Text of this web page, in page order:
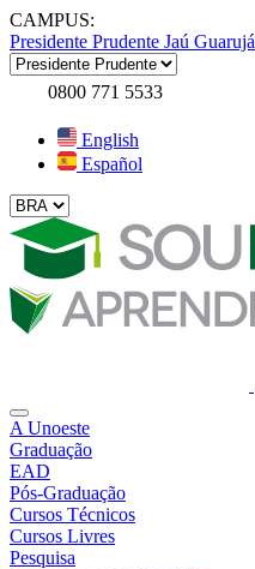
CAMPUS:
Presidente Prudente Jaú Guarujá
0800 771 5533
English
Español
A Unoeste
Graduação
EAD
Pós-Graduação
Cursos Técnicos
Cursos Livres
Pesquisa